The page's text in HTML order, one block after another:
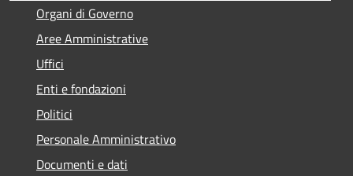
Organi di Governo
Aree Amministrative
Uffici
Enti e fondazioni
Politici
Personale Amministrativo
Documenti e dati